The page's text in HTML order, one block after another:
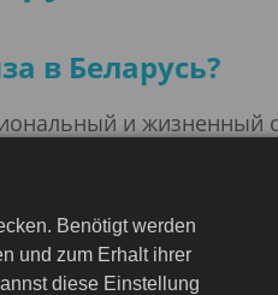
в Беларусь?
и жизненный
мечту и начать
рабочих, которые
уже перед отъездом
Benötigt werden
und zum Erhalt ihrer
diese Einstellung